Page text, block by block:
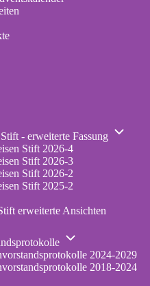
- erweiterte Fassung
Stift 2026-4
Stift 2026-3
Stift 2026-2
Stift 2025-2
erweiterte Ansichten
Unternavigation
2024-2029
2018-2024